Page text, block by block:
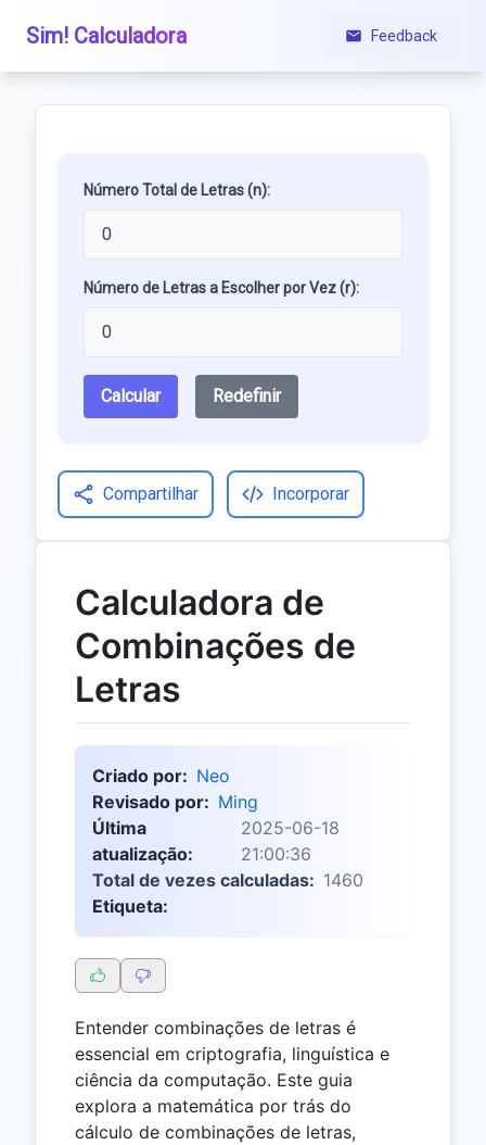
Sim! Calculadora Feedback
Número Total de Letras (n):
Número de Letras a Escolher por Vez (r):
Calcular Redefinir
Compartilhar Incorporar
Calculadora de
Combinações de
Letras
Criado por: Neo
Revisado por: Ming
Última
atualização:
2025-06-18
21:00:36
Total de vezes calculadas: 1460
Etiqueta:
Entender combinações de letras é
essencial em criptografia, linguística e
ciência da computação. Este guia
explora a matemática por trás do
cálculo de combinações de letras,